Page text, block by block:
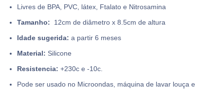
Livres de BPA, PVC, látex, Ftalato e Nitrosamina
Tamanho:
12cm de diâmetro x 8.5cm de altura
Idade sugerida: a partir 6 meses
Material: Silicone
Resistencia: +230c e -10c.
Pode ser usado no Microondas, máquina de lavar louça e